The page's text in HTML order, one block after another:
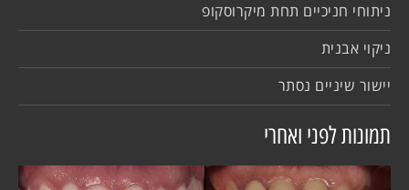
ניתוחי חניכיים תחת מיקרוסקופ
ניקוי אבנית
יישור שיניים נסתר
תמונות לפני ואחרי